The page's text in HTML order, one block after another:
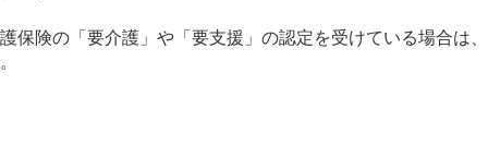
険の「要介護」や「要支援」の認定を受けている場合は、